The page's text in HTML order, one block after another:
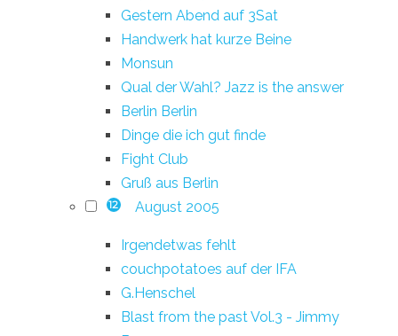
Gestern Abend auf 3Sat
Handwerk hat kurze Beine
Monsun
Qual der Wahl? Jazz is the answer
Berlin Berlin
Dinge die ich gut finde
Fight Club
Gruß aus Berlin
12 August 2005
Irgendetwas fehlt
couchpotatoes auf der IFA
G.Henschel
Blast from the past Vol.3 - Jimmy